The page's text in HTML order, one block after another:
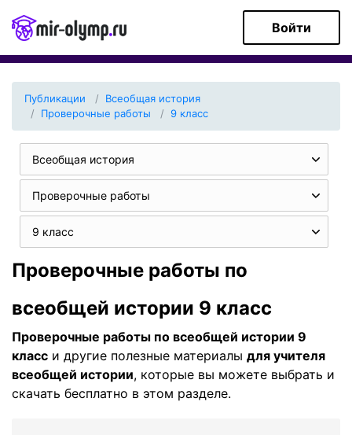
Войти
Публикации
Всеобщая история
Проверочные работы
9 класс
Всеобщая история
Проверочные работы
9 класс
Проверочные работы по
всеобщей истории 9 класс
Проверочные работы по всеобщей истории 9
класс и другие полезные материалы для учителя
всеобщей истории, которые вы можете выбрать и
скачать бесплатно в этом разделе.